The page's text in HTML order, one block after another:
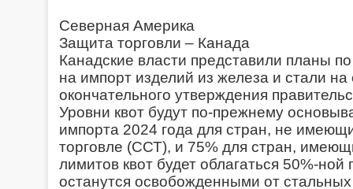
Северная Америка
Защита торговли – Канада
Канадские власти представили планы
на импорт изделий из железа и стали на
окончательного утверждения
Уровни квот будут по-прежнему
импорта 2024 года для стран, не
торговле (ССТ), и 75% для стран,
лимитов квот будет облагаться 50%-
останутся освобожденными от стальных